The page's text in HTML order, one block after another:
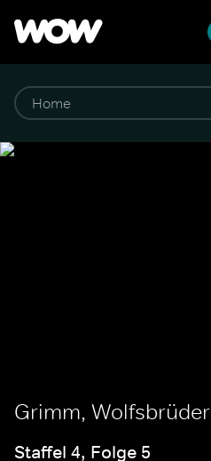
Grimm, Wolfsbrüder
Staffel 4, Folge 5